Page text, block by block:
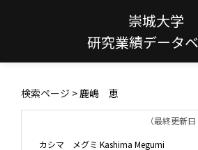
崇城大学
研究業績データ
検索ページ > 鹿嶋 恵
（最終更新
カシマ メグミ Kashima Megumi